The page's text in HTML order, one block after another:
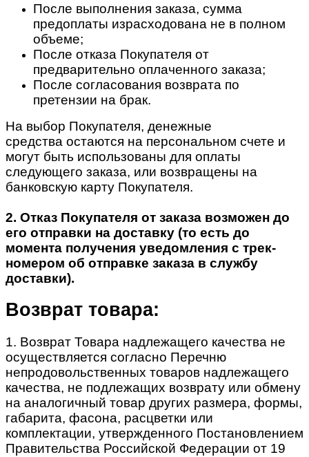
После выполнения заказа, сумма
предоплаты израсходована не в полном
объеме;
После отказа Покупателя от
предварительно оплаченного заказа;
После согласования возврата по
претензии на брак.
На выбор Покупателя, денежные
средства остаются на персональном счете и
могут быть использованы для оплаты
следующего заказа, или возвращены на
банковскую карту Покупателя.
2. Отказ Покупателя от заказа возможен до
его отправки на доставку (то есть до
момента получения уведомления с трек-
номером об отправке заказа в службу
доставки).
Возврат товара:
1. Возврат Товара надлежащего качества не
осуществляется согласно Перечню
непродовольственных товаров надлежащего
качества, не подлежащих возврату или обмену
на аналогичный товар других размера, формы,
габарита, фасона, расцветки или
комплектации, утвержденного Постановлением
Правительства Российской Федерации от 19